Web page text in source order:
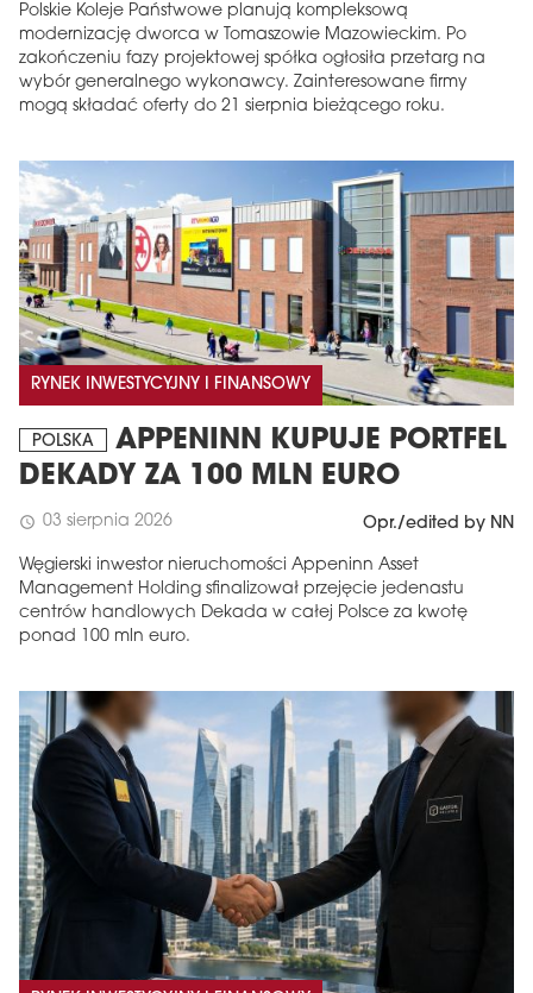
Polskie Koleje Państwowe planują kompleksową
modernizację dworca w Tomaszowie Mazowieckim. Po
zakończeniu fazy projektowej spółka ogłosiła przetarg na
wybór generalnego wykonawcy. Zainteresowane firmy
mogą składać oferty do 21 sierpnia bieżącego roku.
RYNEK INWESTYCYJNY I FINANSOWY
POLSKA
APPENINN KUPUJE PORTFEL
DEKADY ZA 100 MLN EURO
schedule 03 sierpnia 2026 Opr./edited by NN
Węgierski inwestor nieruchomości Appeninn Asset
Management Holding sfinalizował przejęcie jedenastu
centrów handlowych Dekada w całej Polsce za kwotę
ponad 100 mln euro.